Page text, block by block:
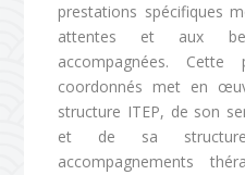
prestations spécifiques
attentes et aux
accompagnées.
coordonnés met en
structure ITEP, de son
et de sa
accompagnements